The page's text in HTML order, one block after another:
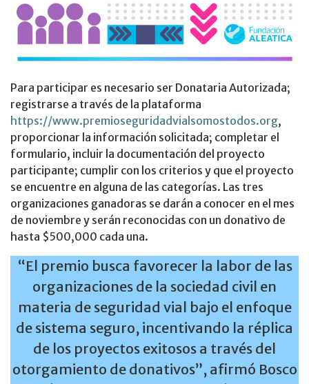
Para participar es necesario ser Donataria Autorizada;
registrarse a través de la plataforma
https://www.premioseguridadvialsomostodos.org,
proporcionar la información solicitada; completar el
formulario, incluir la documentación del proyecto
participante; cumplir con los criterios y que el proyecto
se encuentre en alguna de las categorías. Las tres
organizaciones ganadoras se darán a conocer en el mes
de noviembre y serán reconocidas con un donativo de
hasta $500,000 cada una.
“El premio busca favorecer la labor de las
organizaciones de la sociedad civil en
materia de seguridad vial bajo el enfoque
de sistema seguro, incentivando la réplica
de los proyectos exitosos a través del
otorgamiento de donativos”, afirmó Bosco